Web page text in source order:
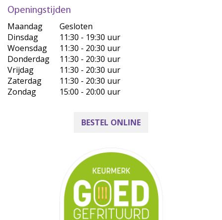
Openingstijden
Maandag
Gesloten
Dinsdag
11:30 - 19:30 uur
Woensdag
11:30 - 20:30 uur
Donderdag
11:30 - 20:30 uur
Vrijdag
11:30 - 20:30 uur
Zaterdag
11:30 - 20:30 uur
Zondag
15:00 - 20:00 uur
BESTEL ONLINE